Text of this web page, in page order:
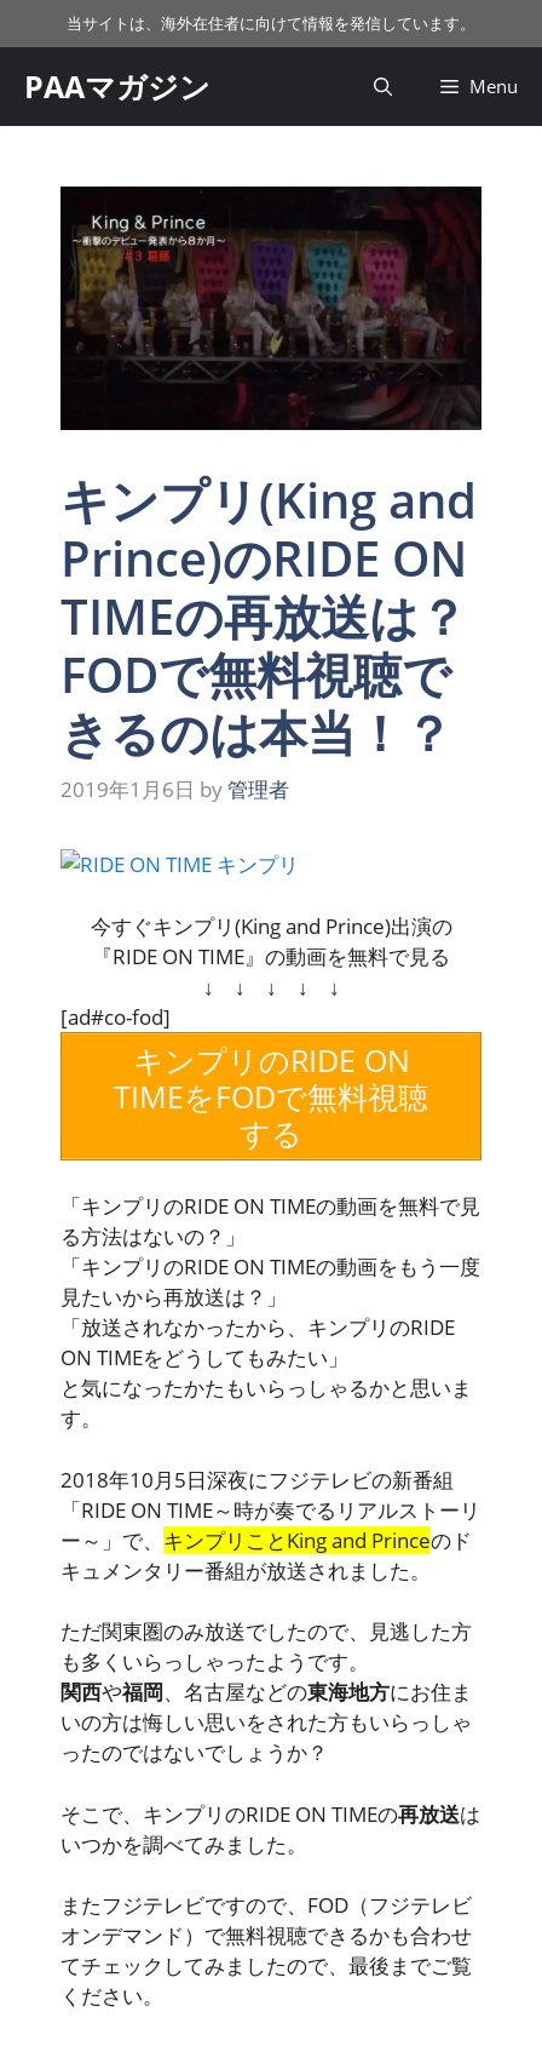
ン
ツ
当サイトは、海外在住者に向けて情報を発信しています。
PAAマガジン Menu
キンプリ(King and
Prince)のRIDE ON
TIMEの再放送は？
FODで無料視聴で
きるのは本当！？
2019年1月6日 by管理者
今すぐキンプリ(King and Prince)出演の
『RIDE ON TIME』の動画を無料で見る
↓ ↓ ↓ ↓ ↓
[ad#co-fod]
キンプリのRIDE ON
TIMEをFODで無料視聴
する
「キンプリのRIDE ON TIMEの動画を無料で見
る方法はないの？」
「キンプリのRIDE ON TIMEの動画をもう一度
見たいから再放送は？」
「放送されなかったから、キンプリのRIDE
ON TIMEをどうしてもみたい」
と気になったかたもいらっしゃるかと思いま
す。
2018年10月5日深夜にフジテレビの新番組
「RIDE ON TIME～時が奏でるリアルストーリ
ー～」 で、 キンプリことKing and Princeのド
キュメンタリー番組が放送されました。
ただ関東圏のみ放送でしたので、見逃した方
も多くいらっしゃったようです。
関西や福岡、名古屋などの東海地方にお住ま
いの方は悔しい思いをされた方もいらっしゃ
ったのではないでしょうか？
そこで、キンプリのRIDE ON TIMEの再放送は
いつかを調べてみました。
またフジテレビですので、 FOD（フジテレビ
オンデマンド）で無料視聴できるかも合わせ
てチェックしてみましたので、最後までご覧
ください。